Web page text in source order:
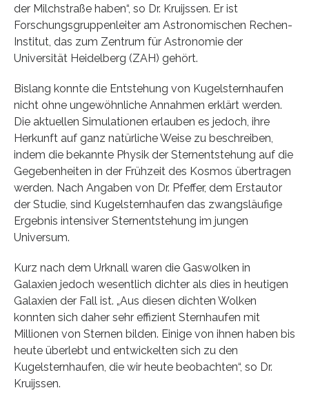
der Milchstraße haben“, so Dr. Kruijssen. Er ist
Forschungsgruppenleiter am Astronomischen Rechen-
Institut, das zum Zentrum für Astronomie der
Universität Heidelberg (ZAH) gehört.
Bislang konnte die Entstehung von Kugelsternhaufen
nicht ohne ungewöhnliche Annahmen erklärt werden.
Die aktuellen Simulationen erlauben es jedoch, ihre
Herkunft auf ganz natürliche Weise zu beschreiben,
indem die bekannte Physik der Sternentstehung auf die
Gegebenheiten in der Frühzeit des Kosmos übertragen
werden. Nach Angaben von Dr. Pfeffer, dem Erstautor
der Studie, sind Kugelsternhaufen das zwangsläufige
Ergebnis intensiver Sternentstehung im jungen
Universum.
Kurz nach dem Urknall waren die Gaswolken in
Galaxien jedoch wesentlich dichter als dies in heutigen
Galaxien der Fall ist. „Aus diesen dichten Wolken
konnten sich daher sehr effizient Sternhaufen mit
Millionen von Sternen bilden. Einige von ihnen haben bis
heute überlebt und entwickelten sich zu den
Kugelsternhaufen, die wir heute beobachten“, so Dr.
Kruijssen.